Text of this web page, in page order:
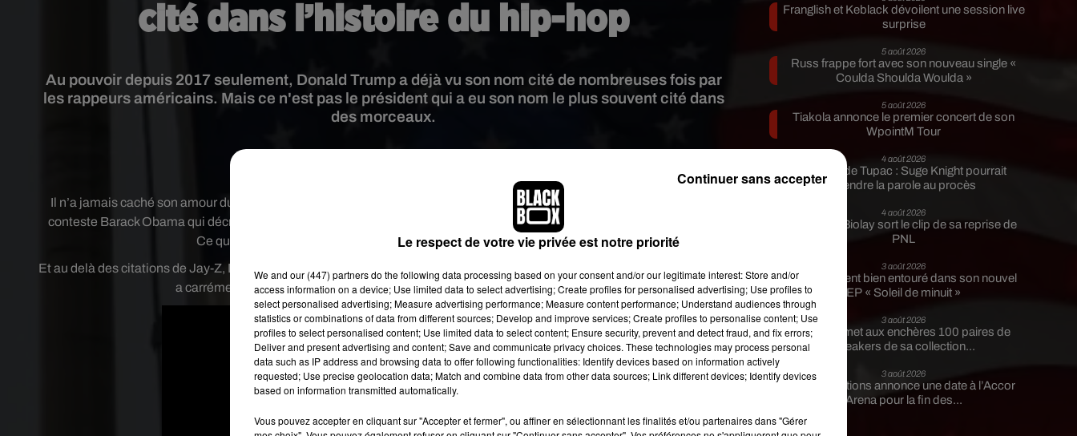
cité dans l’histoire du hip-hop
Au pouvoir depuis 2017 seulement, Donald Trump a déjà vu son nom cité de nombreuses fois par
les rappeurs américains. Mais ce n'est pas le président qui a eu son nom le plus souvent cité dans
des morceaux.
Il n’a jamais caché son amour du hip-hop. Il a d’ailleurs souvent reçu à la Maison-Blanche Beyoncé et Jay-Z. C’est sans
conteste Barack Obama qui décroche le titre honorifique du président le plus cité de l’histoire de la musique américaine.
Ce que vient de dévoiler le magazine Billboard avec 309 mentions.
Et au delà des citations de Jay-Z, Drake et Kendrick Lamar, impossible de passer à côté du morceau « My président » qui lui
a carrément été dédié. Il date de 2008 et est signé par Young Jeezy et Nas.
Franglish et Keblack dévoilent une session live
surprise
5 août 2026
Russ frappe fort avec son nouveau single «
Coulda Shoulda Woulda »
5 août 2026
Tiakola annonce le premier concert de son
WpointM Tour
4 août 2026
Meurtre de Tupac : Suge Knight pourrait
prendre la parole au procès
4 août 2026
Benjamin Biolay sort le clip de sa reprise de
PNL
3 août 2026
Rim’K revient bien entouré dans son nouvel
EP « Soleil de minuit »
3 août 2026
Eminem met aux enchères 100 paires de
sneakers de sa collection...
3 août 2026
Lena Situations annonce une date à l’Accor
Arena pour la fin des...
Le respect de votre vie privée est notre priorité
We and our (447) partnersdo the following data processing based on your consent and/or our legitimate interest: Store and/or
access information on a device; Use limited data to select advertising; Create profiles for personalised advertising; Use profiles to
select personalised advertising; Measure advertising performance; Measure content performance; Understand audiences through
statistics or combinations of data from different sources; Develop and improve services; Create profiles to personalise content; Use
profiles to select personalised content; Use limited data to select content; Ensure security, prevent and detect fraud, and fix errors;
Deliver and present advertising and content; Save and communicate privacy choices. These technologies may process personal
data such as IP address and browsing data to offer following functionalities: Identify devices based on information actively
requested; Use precise geolocation data; Match and combine data from other data sources; Link different devices; Identify devices
based on information transmitted automatically.
Vous pouvez accepter en cliquant sur "Accepter et fermer", ou affiner en sélectionnant les finalités et/ou partenaires dans "Gérer
Continuer sans accepter